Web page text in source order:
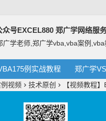
号EXCEL880 郑广学网络服
广学老师,郑广学vba,vba案例
例实战教程 郑广学
例视频 技术原创 【视频教程